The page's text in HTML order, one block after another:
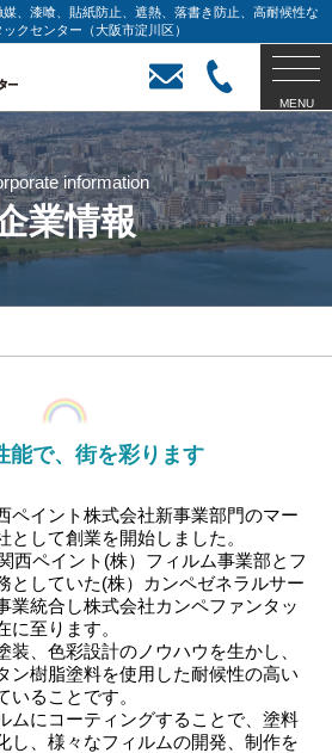
、漆喰、貼紙防止、遮熱、落書き防止、高耐候性な
クセンター（大阪市淀川区）
MENU
information
業情報
能で、街を彩ります
ペイント株式会社新事業部門のマー
として創業を開始しました。
西ペイント(株）フィルム事業部とフ
としていた(株）カンペゼネラルサー
業統合し株式会社カンペファンタッ
に至ります。
装、色彩設計のノウハウを生かし、
ン樹脂塗料を使用した耐候性の高い
いることです。
ムにコーティングすることで、塗料
し、様々なフィルムの開発、制作を